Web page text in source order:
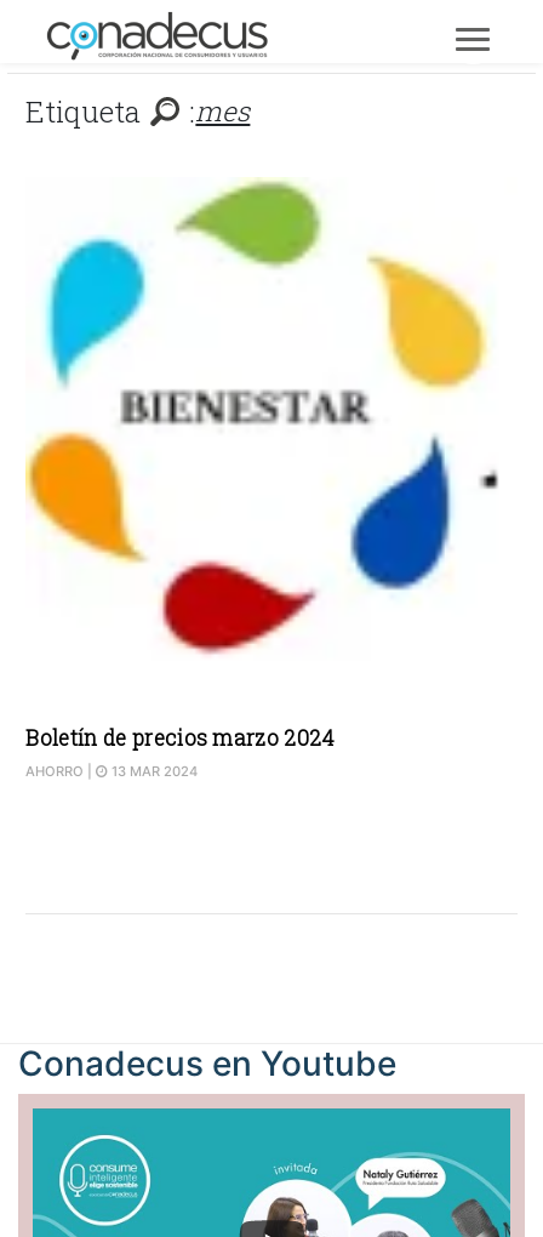
Etiqueta :mes
Boletín de precios marzo 2024
AHORRO | 13 MAR 2024
Conadecus en Youtube